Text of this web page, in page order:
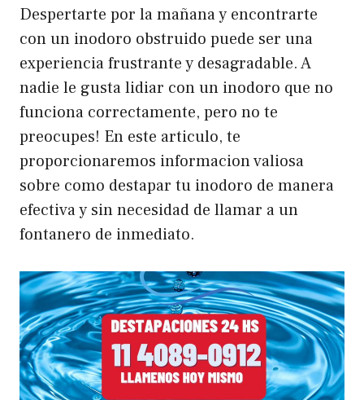
Despertarte por la mañana y encontrarte
con un inodoro obstruido puede ser una
experiencia frustrante y desagradable. A
nadie le gusta lidiar con un inodoro que no
funciona correctamente, pero no te
preocupes! En este articulo, te
proporcionaremos informacion valiosa
sobre como destapar tu inodoro de manera
efectiva y sin necesidad de llamar a un
fontanero de inmediato.